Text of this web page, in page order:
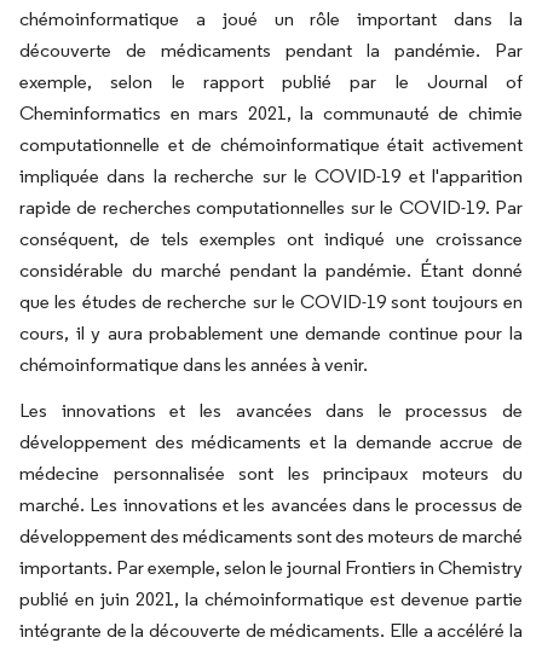
chémoinformatique a joué un rôle important dans la
découverte de médicaments pendant la pandémie. Par
exemple, selon le rapport publié par le Journal of
Cheminformatics en mars 2021, la communauté de chimie
computationnelle et de chémoinformatique était activement
impliquée dans la recherche sur le COVID-19 et l'apparition
rapide de recherches computationnelles sur le COVID-19. Par
conséquent, de tels exemples ont indiqué une croissance
considérable du marché pendant la pandémie. Étant donné
que les études de recherche sur le COVID-19 sont toujours en
cours, il y aura probablement une demande continue pour la
chémoinformatique dans les années à venir.
Les innovations et les avancées dans le processus de
développement des médicaments et la demande accrue de
médecine personnalisée sont les principaux moteurs du
marché. Les innovations et les avancées dans le processus de
développement des médicaments sont des moteurs de marché
importants. Par exemple, selon le journal Frontiers in Chemistry
publié en juin 2021, la chémoinformatique est devenue partie
intégrante de la découverte de médicaments. Elle a accéléré la